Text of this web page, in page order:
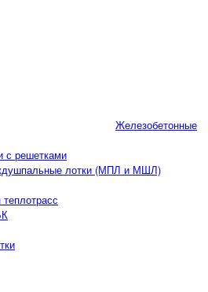
Железобетонные
с решетками
лотки (МПЛ и МШЛ)